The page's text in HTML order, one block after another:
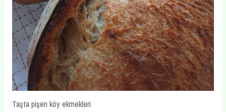
Taşta pişen köy ekmekleri